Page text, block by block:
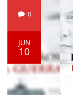
0
JUN
10